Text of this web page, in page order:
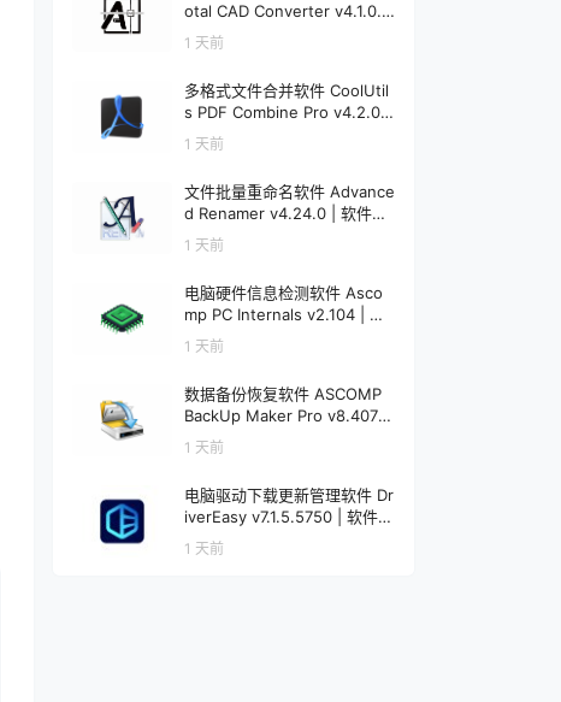
otal CAD Converter v4.1.0.2
49 | 软件个锤子 | R1900
1 天前
多格式文件合并软件 CoolUtil
s PDF Combine Pro v4.2.0.1
92 | 软件个锤子 | R5037
1 天前
文件批量重命名软件 Advance
d Renamer v4.24.0 | 软件个
锤子 | R1845
1 天前
电脑硬件信息检测软件 Asco
mp PC Internals v2.104 | 软
件个锤子 | R4578
1 天前
数据备份恢复软件 ASCOMP
BackUp Maker Pro v8.407 |
软件个锤子 | R4577
1 天前
电脑驱动下载更新管理软件 Dr
iverEasy v7.1.5.5750 | 软件个
锤子 | R1521
1 天前